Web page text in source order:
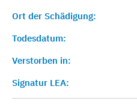
Ort der Schädigung:
Todesdatum:
Verstorben in:
Signatur LEA: